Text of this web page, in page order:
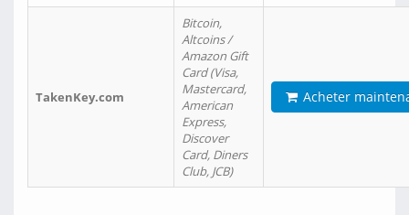
TakenKey.com
Bitcoin,
Altcoins /
Amazon Gift
Card (Visa,
Mastercard,
American
Express,
Discover
Card, Diners
Club, JCB)
Acheter